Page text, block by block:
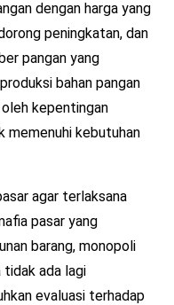
dengan harga yang
peningkatan, dan
pangan yang
bahan pangan
kepentingan
memenuhi kebutuhan
agar terlaksana
pasar yang
barang, monopoli
tidak ada lagi
evaluasi terhadap